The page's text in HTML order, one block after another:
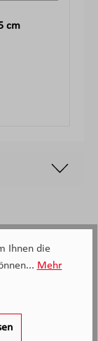
cm
Service
Ihnen die
Mehr